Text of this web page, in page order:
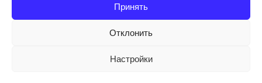
Принять
Отклонить
Настройки